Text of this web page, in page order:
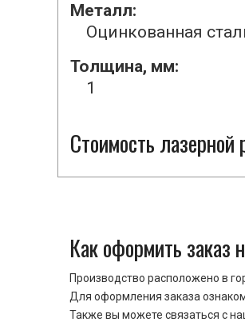
Металл:
Оцинкованная
Толщина, мм:
1
Стоимость
Как оформить заказ
Производство расположено в
Для оформления заказа
Также вы можете связаться с